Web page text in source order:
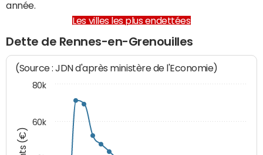
année.
Les villes les plus endettées
Dette de Rennes-en-Grenouilles
(Source : JDN d'après ministère de l'Economie)
60k
80k